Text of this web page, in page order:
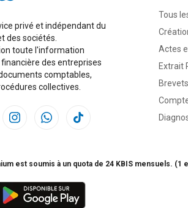
privé et indépendant du
des sociétés.
toute l'information
des entreprises
comptables,
collectives.
Tous
Actes
Extrait
Brevets
est soumis à un quota de 24 KBIS mensuels. (1